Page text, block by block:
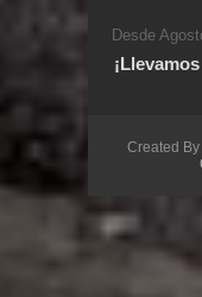
Desde
Created By